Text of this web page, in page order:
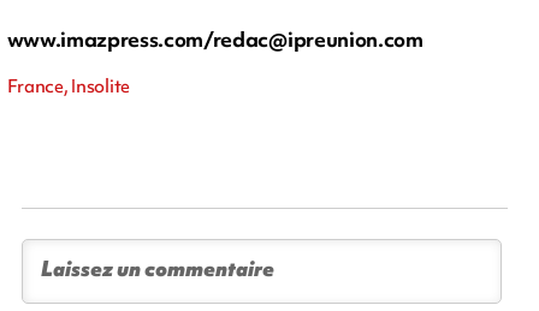
www.imazpress.com/redac@ipreunion.com
France, Insolite